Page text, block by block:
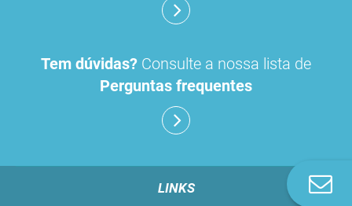
Tem dúvidas? Consulte a nossa lista de
Perguntas frequentes
LINKS